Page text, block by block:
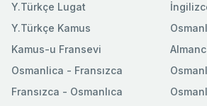
Y.Türkçe Lugat
Y.Türkçe Kamus
Kamus-u Fransevi
Osmanlica - Fransızca
Fransızca - Osmanlıca